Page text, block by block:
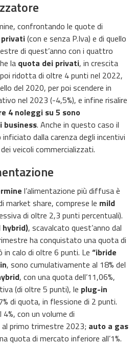
confrontando le quote di
(con e senza P.Iva) e di quello
di quest’anno con i quattro
la quota dei privati, in crescita
ridotta di oltre 4 punti nel 2022,
del 2020, per poi scendere in
nel 2023 (-4,5%), e infine risalire
4 noleggi su 5 sono
business. Anche in questo caso il
dalla carenza degli incentivi
veicoli commercializzati.
l’alimentazione più diffusa è
market share, comprese le mild
di oltre 2,3 punti percentuali).
hybrid), scavalcato quest’anno dal
ha conquistato una quota di
in calo di oltre 6 punti. Le “ibride
, sono cumulativamente al 18% del
, con una quota dell’11,06%,
(di oltre 5 punti), le plug-in
di quota, in flessione di 2 punti.
con un volume di
primo trimestre 2023; auto a gas
quota di mercato inferiore all’1%.